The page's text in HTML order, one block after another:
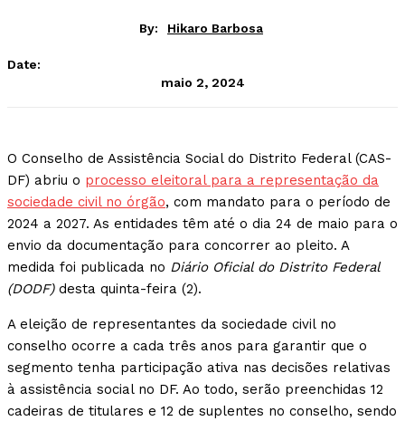
By: Hikaro Barbosa
Date:
maio 2, 2024
O Conselho de Assistência Social do Distrito Federal (CAS-
DF) abriu o processo eleitoral para a representação da
sociedade civil no órgão, com mandato para o período de
2024 a 2027. As entidades têm até o dia 24 de maio para o
envio da documentação para concorrer ao pleito. A
medida foi publicada no Diário Oficial do Distrito Federal
(DODF)desta quinta-feira (2).
A eleição de representantes da sociedade civil no
conselho ocorre a cada três anos para garantir que o
segmento tenha participação ativa nas decisões relativas
à assistência social no DF. Ao todo, serão preenchidas 12
cadeiras de titulares e 12 de suplentes no conselho, sendo